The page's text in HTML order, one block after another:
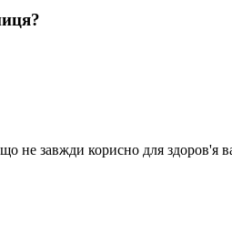
не завжди корисно для здоров'я